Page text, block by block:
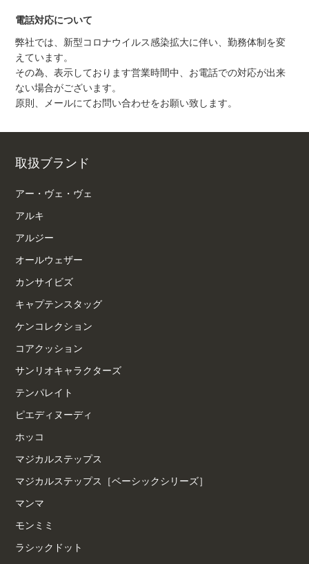
電話対応について
弊社では、新型コロナウイルス感染拡大に伴い、勤務体制を変
えています。
その為、表示しております営業時間中、お電話での対応が出来
ない場合がございます。
原則、メールにてお問い合わせをお願い致します。
取扱ブランド
アー・ヴェ・ヴェ
アルキ
アルジー
オールウェザー
カンサイビズ
キャプテンスタッグ
ケンコレクション
コアクッション
サンリオキャラクターズ
テンパレイト
ピエディヌーディ
ホッコ
マジカルステップス
マジカルステップス［ベーシックシリーズ］
マンマ
モンミミ
ラシックドット